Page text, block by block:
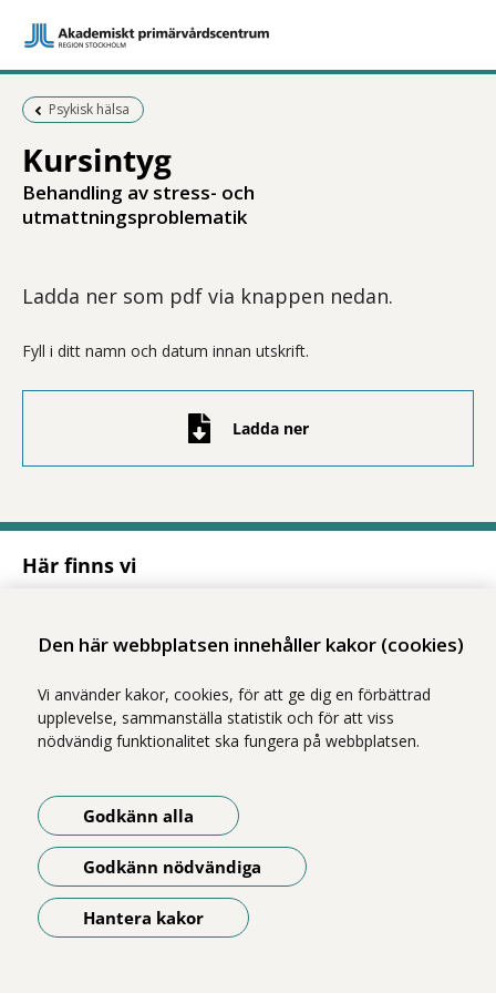
Den här webbplatsen innehåller kakor (cookies)
Vi använder kakor, cookies, för att ge dig en förbättrad
upplevelse, sammanställa statistik och för att viss
nödvändig funktionalitet ska fungera på webbplatsen.
Godkänn alla
Godkänn nödvändiga
Hantera kakor
Föregående sida:
Psykisk hälsa
Kursintyg
Behandling av stress- och
utmattningsproblematik
Ladda ner som pdf via knappen nedan.
Fyll i ditt namn och datum innan utskrift.
Ladda ner
Här finns vi
113 65 Stockholm
Vi ingår i Stockholms läns sjukvårdsområde som erbjuder hälso- och
sjukvård i Region Stockholms regi.
Om webbplatsen